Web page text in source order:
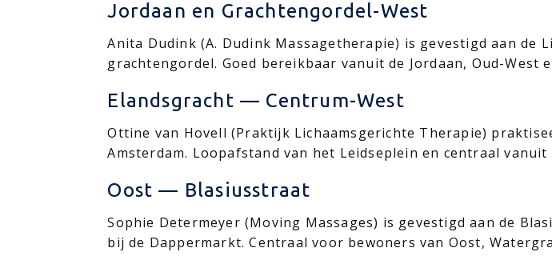
Jordaan en Grachtengordel-West
Anita Dudink (A. Dudink Massagetherapie) is gevestigd aan de
grachtengordel. Goed bereikbaar vanuit de Jordaan, Oud-West
Elandsgracht — Centrum-West
Ottine van Hovell (Praktijk Lichaamsgerichte Therapie)
Amsterdam. Loopafstand van het Leidseplein en centraal
Oost — Blasiusstraat
Sophie Determeyer (Moving Massages) is gevestigd aan de
bij de Dappermarkt. Centraal voor bewoners van Oost,